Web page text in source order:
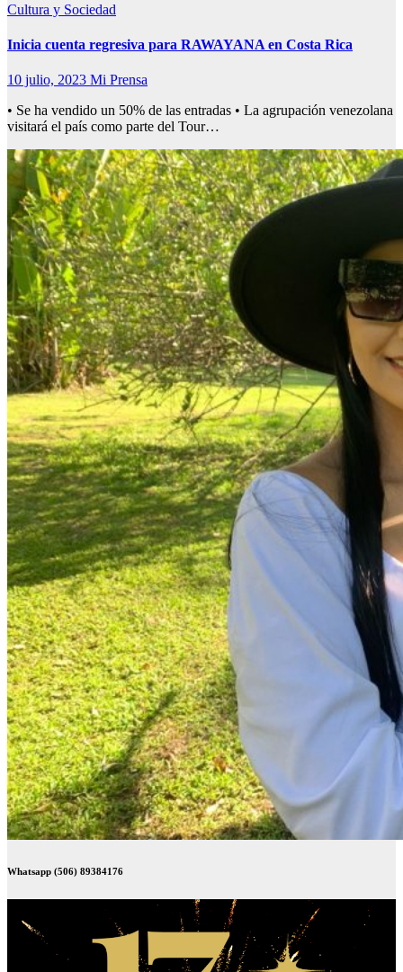
Cultura y Sociedad
Inicia cuenta regresiva para RAWAYANA en Costa Rica
10 julio, 2023 Mi Prensa
• Se ha vendido un 50% de las entradas • La agrupación venezolana
visitará el país como parte del Tour…
Whatsapp (506) 89384176